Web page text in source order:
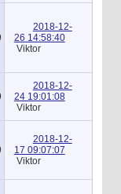
2018-12-
26 14:58:40
Viktor
2018-12-
24 19:01:08
Viktor
2018-12-
17 09:07:07
Viktor